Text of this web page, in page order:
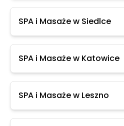
SPA i Masaże w Siedlce
SPA i Masaże w Katowice
SPA i Masaże w Leszno